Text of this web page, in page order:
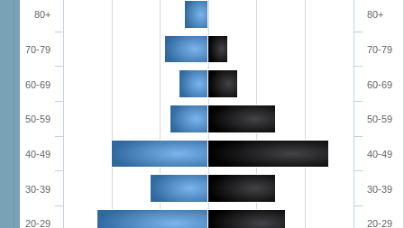
20-29
30-39
40-49
50-59
60-69
70-79
80+
20-29
30-39
40-49
50-59
60-69
70-79
80+